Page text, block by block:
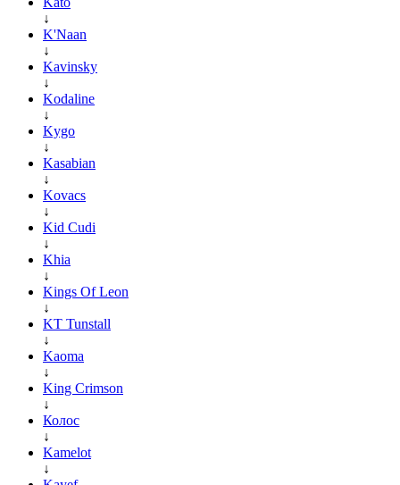
↓
K'Naan
↓
Kavinsky
↓
Kodaline
↓
Kygo
↓
Kasabian
↓
Kovacs
↓
Kid Cudi
↓
Khia
↓
Kings Of Leon
↓
KT Tunstall
↓
Kaoma
↓
King Crimson
↓
Колос
↓
Kamelot
↓